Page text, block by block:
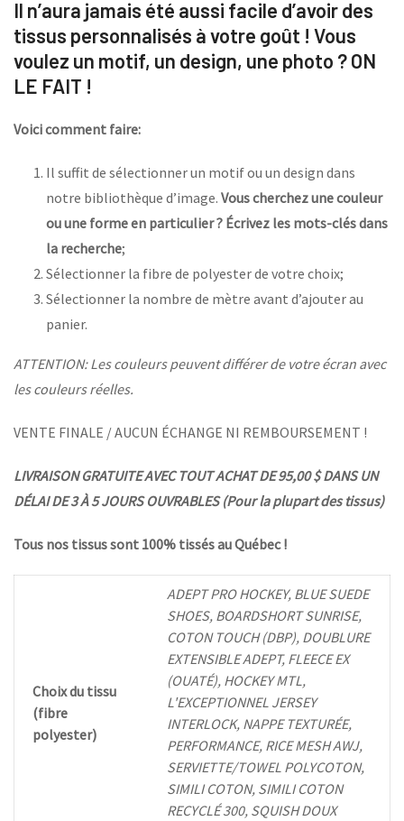
Il n’aura jamais été aussi facile d’avoir des
tissus personnalisés à votre goût ! Vous
voulez un motif, un design, une photo ? ON
LE FAIT !
Voici comment faire:
Il suffit de sélectionner un motif ou un design dans
notre bibliothèque d’image. Vous cherchez une couleur
ou une forme en particulier ? Écrivez les mots-clés dans
la recherche;
Sélectionner la fibre de polyester de votre choix;
Sélectionner la nombre de mètre avant d’ajouter au
panier.
ATTENTION: Les couleurs peuvent différer de votre écran avec
les couleurs réelles.
VENTE FINALE / AUCUN ÉCHANGE NI REMBOURSEMENT !
LIVRAISON GRATUITE AVEC TOUT ACHAT DE 95,00 $ DANS UN
DÉLAI DE 3 À 5 JOURS OUVRABLES (Pour la plupart des tissus)
Tous nos tissus sont 100% tissés au Québec !
Choix du tissu
(fibre
polyester)
ADEPT PRO HOCKEY, BLUE SUEDE
SHOES, BOARDSHORT SUNRISE,
COTON TOUCH (DBP), DOUBLURE
EXTENSIBLE ADEPT, FLEECE EX
(OUATÉ), HOCKEY MTL,
L'EXCEPTIONNEL JERSEY
INTERLOCK, NAPPE TEXTURÉE,
PERFORMANCE, RICE MESH AWJ,
SERVIETTE/TOWEL POLYCOTON,
SIMILI COTON, SIMILI COTON
RECYCLÉ 300, SQUISH DOUX